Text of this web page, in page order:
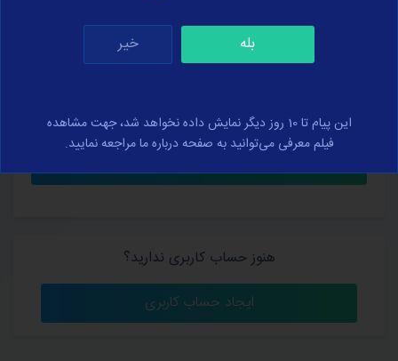
کلمه عبور خود را فراموش کرده‌اید؟
هنوز حساب کاربری ندارید؟
ایجاد حساب کاربری
بله خیر
این پیام تا 10 روز دیگر نمایش داده نخواهد شد، جهت مشاهده
فیلم معرفی می‌توانید به صفحه درباره ما مراجعه نمایید.